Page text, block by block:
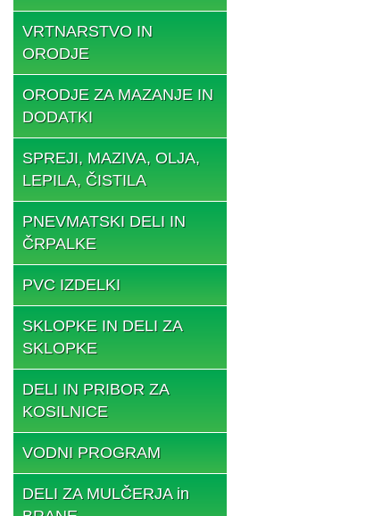
VRTNARSTVO IN
ORODJE
ORODJE ZA MAZANJE IN
DODATKI
SPREJI, MAZIVA, OLJA,
LEPILA, ČISTILA
PNEVMATSKI DELI IN
ČRPALKE
PVC IZDELKI
SKLOPKE IN DELI ZA
SKLOPKE
DELI IN PRIBOR ZA
KOSILNICE
VODNI PROGRAM
DELI ZA MULČERJA in